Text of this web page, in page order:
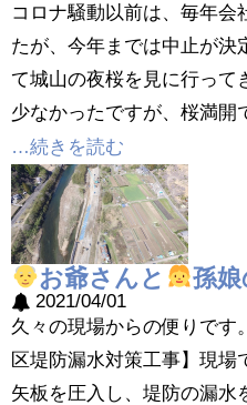
コロナ騒動以前は、毎年会
たが、今年までは中止が決
て城山の夜桜を見に行って
少なかったですが、桜満開
…続きを読む
お爺さんと 孫娘
2021/04/01
久々の現場からの便りです
区堤防漏水対策工事】現場
矢板を圧入し、堤防の漏水